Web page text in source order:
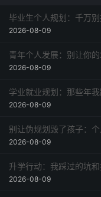
毕业生个人规划：千万
2026-08-09
青年个人发展：别让你
2026-08-09
学业就业规划：那些年
2026-08-09
别让伪规划毁了孩子：
2026-08-09
升学行动：我踩过的坑
2026-08-09